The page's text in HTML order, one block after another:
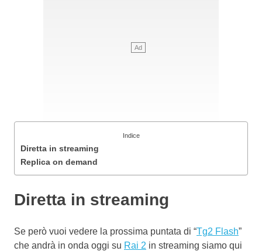
Indice
Diretta in streaming
Replica on demand
Diretta in streaming
Se però vuoi vedere la prossima puntata di “Tg2 Flash”
che andrà in onda oggi su Rai 2 in streaming siamo qui